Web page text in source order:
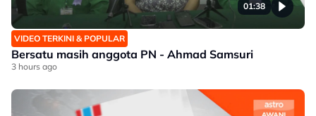
01:38
VIDEO TERKINI & POPULAR
Bersatu masih anggota PN - Ahmad Samsuri
3 hours ago